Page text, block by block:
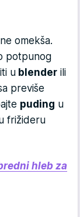
omekša.
potpunog
u blender ili
previše
puding u
frižideru
hleb za